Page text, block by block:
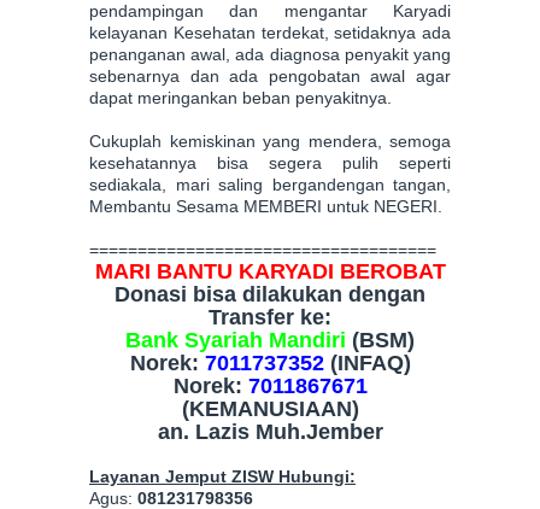
pendampingan dan mengantar Karyadi
kelayanan Kesehatan terdekat, setidaknya ada
penanganan awal, ada diagnosa penyakit yang
sebenarnya dan ada pengobatan awal agar
dapat meringankan beban penyakitnya.
Cukuplah kemiskinan yang mendera, semoga
kesehatannya bisa segera pulih seperti
sediakala, mari saling bergandengan tangan,
Membantu Sesama MEMBERI untuk NEGERI.
====================================
MARI BANTU KARYADI BEROBAT
Donasi bisa dilakukan dengan
Transfer ke:
Bank Syariah Mandiri (BSM)
Norek: 7011737352(INFAQ)
Norek: 7011867671
(KEMANUSIAAN)
an. Lazis Muh.Jember
Layanan Jemput ZISW Hubungi:
Agus: 081231798356